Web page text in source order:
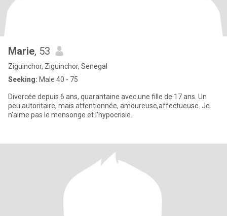
Marie, 53
Ziguinchor, Ziguinchor, Senegal
Seeking: Male 40 - 75
Divorcée depuis 6 ans, quarantaine avec une fille de 17 ans. Un
peu autoritaire, mais attentionnée, amoureuse,affectueuse. Je
n'aime pas le mensonge et l'hypocrisie.